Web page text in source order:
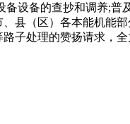
设备的查抄和调养;普
县（区）各本能机能
子处理的赞扬请求，